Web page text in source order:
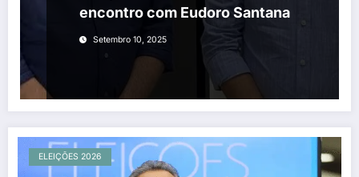
encontro com Eudoro Santana
Setembro 10, 2025
ELEIÇÕES 2026